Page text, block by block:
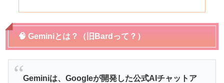
🧠 Geminiとは？（旧Bardって？）
Geminiは、Googleが開発した公式AIチャットア